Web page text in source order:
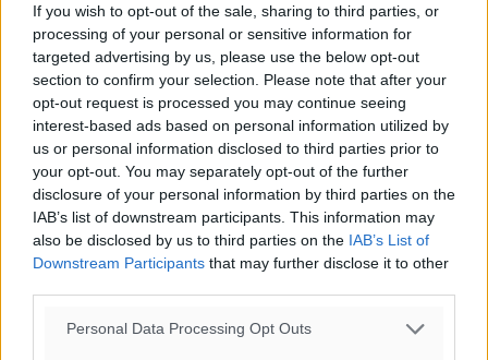
If you wish to opt-out of the sale, sharing to third parties, or
processing of your personal or sensitive information for
targeted advertising by us, please use the below opt-out
section to confirm your selection. Please note that after your
opt-out request is processed you may continue seeing
interest-based ads based on personal information utilized by
us or personal information disclosed to third parties prior to
your opt-out. You may separately opt-out of the further
disclosure of your personal information by third parties on the
IAB’s list of downstream participants. This information may
also be disclosed by us to third parties on the IAB’s List of
Downstream Participants that may further disclose it to other
Personal Data Processing Opt Outs
05.01.19, 17:51